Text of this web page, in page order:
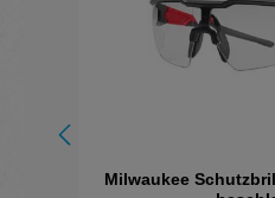
Milwaukee